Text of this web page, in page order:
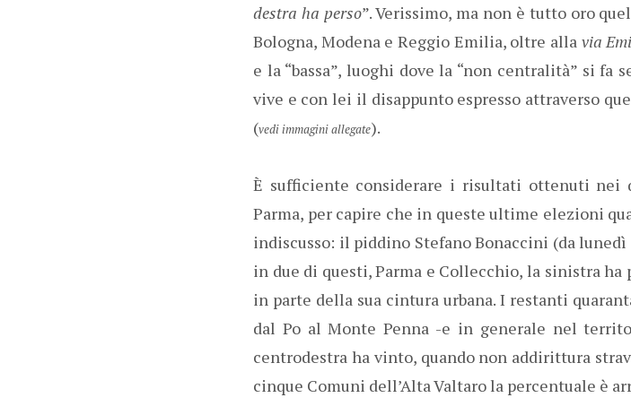
destra ha perso”. Verissimo, ma non è tutto oro
Bologna, Modena e Reggio Emilia, oltre alla via
e la “bassa”, luoghi dove la “non centralità” si
vive e con lei il disappunto espresso attraverso
(vedi immagini allegate).
È sufficiente considerare i risultati ottenuti nei
Parma, per capire che in queste ultime elezioni
indiscusso: il piddino Stefano Bonaccini (da
in due di questi, Parma e Collecchio, la sinistra
in parte della sua cintura urbana. I restanti
dal Po al Monte Penna -e in generale nel
centrodestra ha vinto, quando non addirittura
cinque Comuni dell’Alta Valtaro la percentuale è